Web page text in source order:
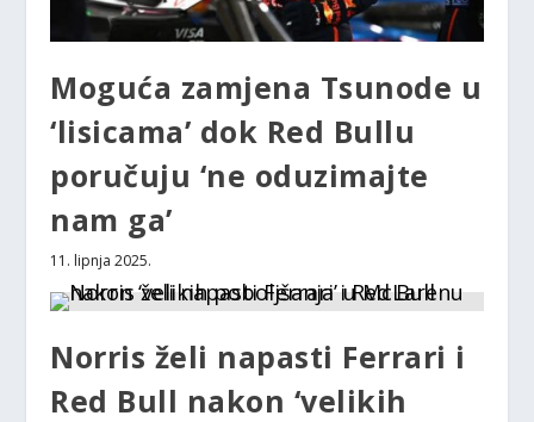
Moguća zamjena Tsunode u
‘lisicama’ dok Red Bullu
poručuju ‘ne oduzimajte
nam ga’
11. lipnja 2025.
Norris želi napasti Ferrari i
Red Bull nakon ‘velikih